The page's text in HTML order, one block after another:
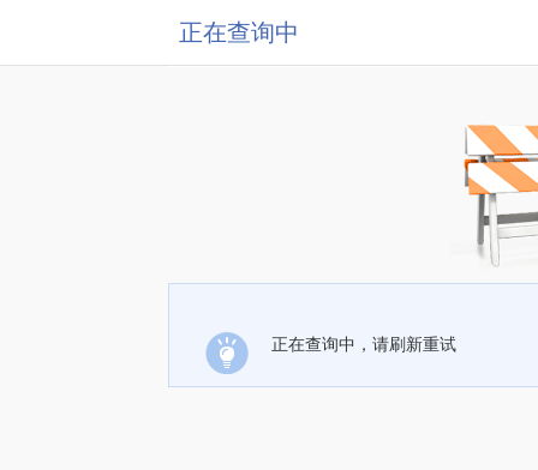
正在查询中
正在查询中，请刷新重试